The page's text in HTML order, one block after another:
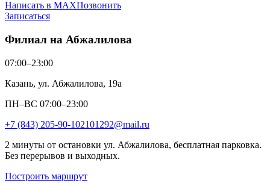
Написать в MAXПозвонить
Записаться
Филиал на Абжалилова
07:00–23:00
Казань, ул. Абжалилова, 19а
ПН–ВС 07:00–23:00
+7 (843) 205-90-102101292@mail.ru
2 минуты от остановки ул. Абжалилова, бесплатная парковка.
Без перерывов и выходных.
Построить маршрут